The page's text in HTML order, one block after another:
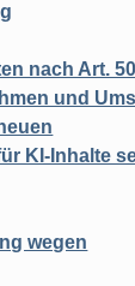
nach Art.
und
KI-Inhalte
wegen